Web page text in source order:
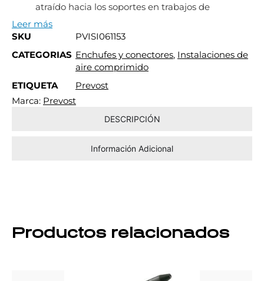
atraído hacia los soportes en trabajos de
Leer más
SKU
PVISI061153
CATEGORIAS Enchufes y conectores, Instalaciones de
aire comprimido
ETIQUETA
Prevost
Marca: Prevost
DESCRIPCIÓN
Información Adicional
Productos relacionados